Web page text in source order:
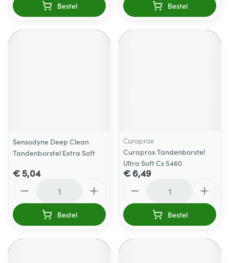
Bestel Bestel
Sensodyne Deep Clean
Tandenborstel Extra Soft
€ 5,04
Bestel
Curaprox
Curaprox Tandenborstel
Ultra Soft Cs 5460
€ 6,49
Bestel